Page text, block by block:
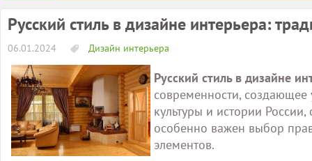
Русский стиль в дизайне интерьера:
06.01.2024 Дизайн интерьера
Русский стиль в дизайне
современности,
культуры и истории
особенно важен выбор
элементов.